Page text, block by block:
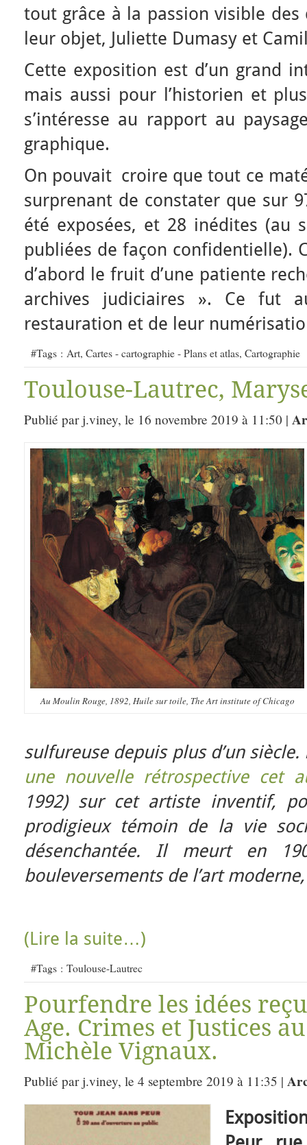
tout grâce à la passion visible
leur objet, Juliette Dumasy et
Cette exposition est d’un grand
mais aussi pour l’historien et
s’intéresse au rapport au
graphique.
On pouvait croire que tout ce
surprenant de constater que sur
été exposées, et 28 inédites (au
publiées de façon confidentielle).
d’abord le fruit d’une patiente
archives judiciaires ». Ce fut
restauration et de leur
#Tags : Art, Cartes - cartographie - Plans et atlas, Cartographie
Toulouse-Lautrec,
Publié par j.viney, le 16 novembre 2019 à 11:50 |
Au Moulin Rouge, 1892, Huile sur toile, The Art institute of Chicago
sulfureuse depuis plus d’un
une nouvelle rétrospective cet
1992) sur cet artiste inventif,
prodigieux témoin de la vie
désenchantée. Il meurt en
bouleversements de l’art
(Lire la suite…)
#Tags : Toulouse-Lautrec
Pourfendre les idées
Age. Crimes et Justices
Michèle Vignaux.
Publié par j.viney, le 4 septembre 2019 à 11:35 |